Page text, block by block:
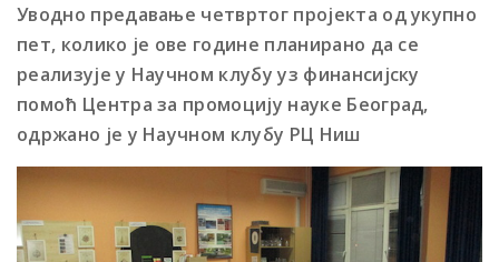
Уводно предавање четвртог пројекта од укупно
пет, колико је ове године планирано да се
реализује у Научном клубу уз финансијску
помоћ Центра за промоцију науке Београд,
одржано је у Научном клубу РЦ Ниш